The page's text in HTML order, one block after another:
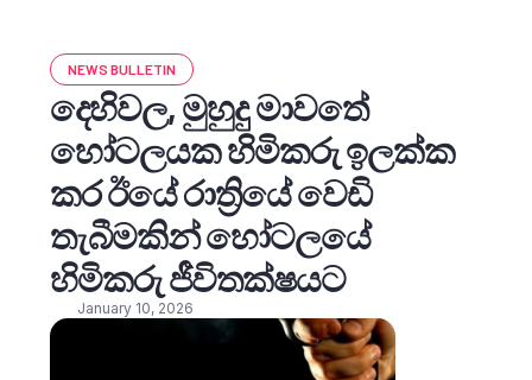
NEWS BULLETIN
දෙහිවල, මුහුදු මාවතේ
හෝටලයක හිමිකරු ඉලක්ක
කර ඊයේ රාත්‍රියේ වෙඩි
තැබීමකින් හෝටලයේ
හිමිකරු ජීවිතක්ෂයට
January 10, 2026